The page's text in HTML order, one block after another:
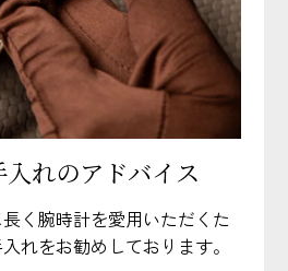
れのアドバイス
く腕時計を愛用いただくた
れをお勧めしております。